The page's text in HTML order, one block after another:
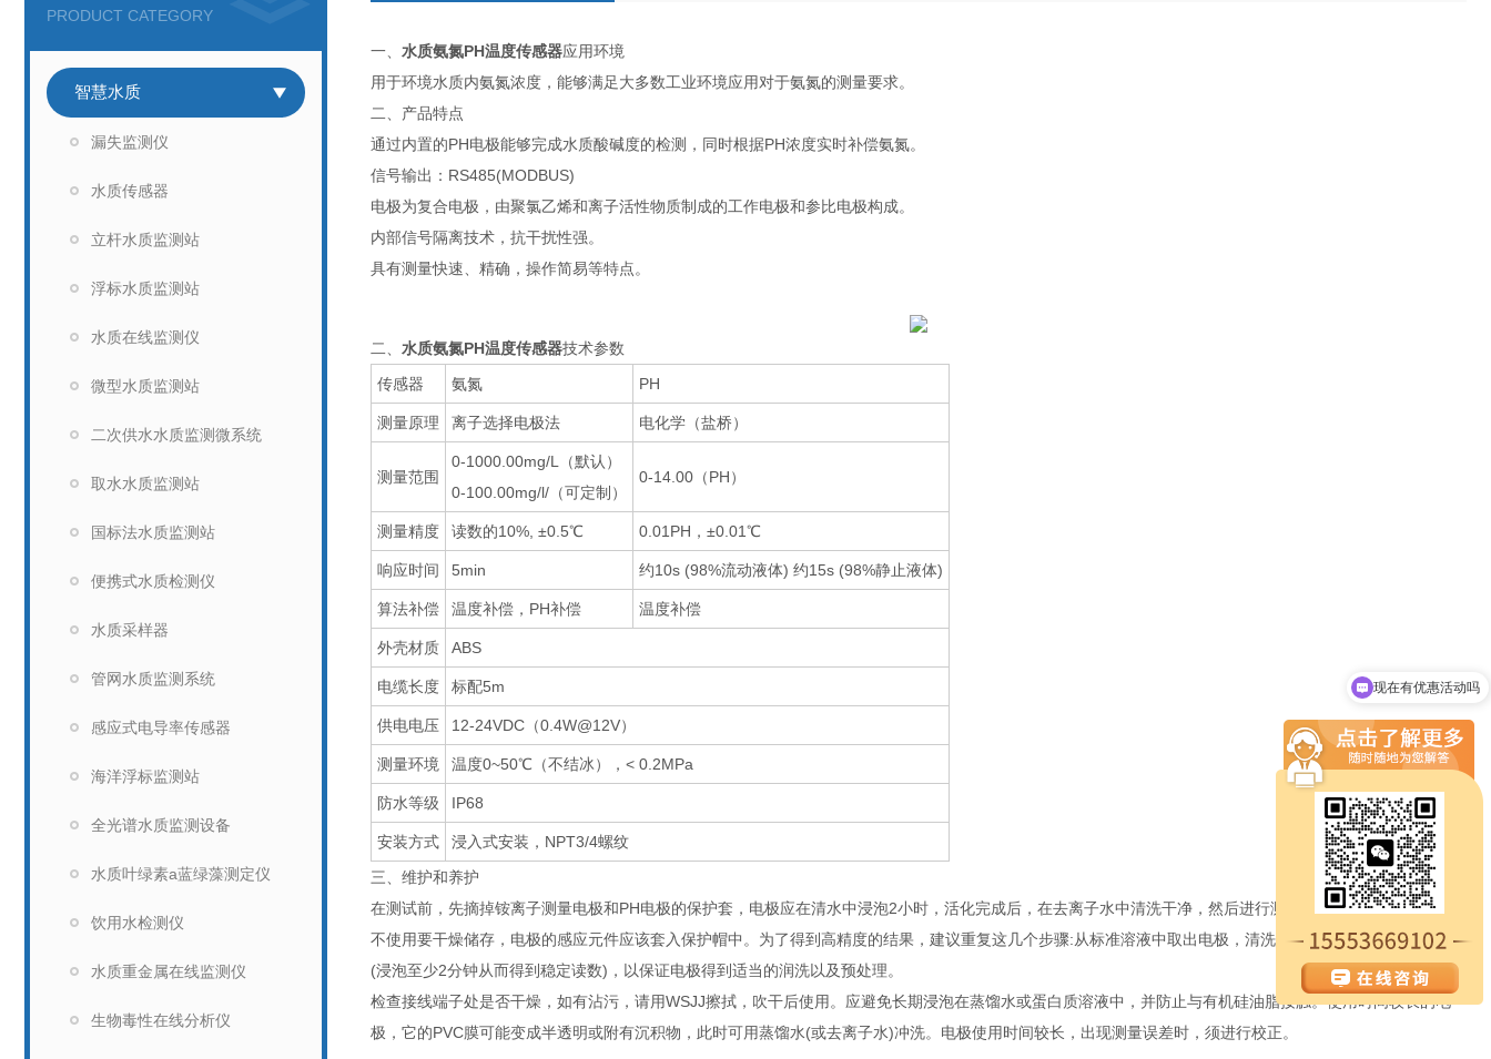
PRODUCT CATEGORY
智慧水质
漏失监测仪
水质传感器
立杆水质监测站
浮标水质监测站
水质在线监测仪
微型水质监测站
二次供水水质监测微系统
取水水质监测站
国标法水质监测站
便携式水质检测仪
水质采样器
管网水质监测系统
感应式电导率传感器
海洋浮标监测站
全光谱水质监测设备
水质叶绿素a蓝绿藻测定仪
饮用水检测仪
水质重金属在线监测仪
生物毒性在线分析仪
一、 水质氨氮PH温度传感器应用环境
用于环境水质内氨氮浓度，能够满足大多数工业环境应用对于氨氮的测量要求。
二、产品特点
通过内置的PH电极能够完成水质酸碱度的检测，同时根据PH浓度实时补偿氨氮。
信号输出：RS485(MODBUS)
电极为复合电极，由聚氯乙烯和离子活性物质制成的工作电极和参比电极构成。
内部信号隔离技术，抗干扰性强。
具有测量快速、精确，操作简易等特点。
二、 水质氨氮PH温度传感器技术参数
传感器
氨氮 PH
测量原理 离子选择电极法 电化学（盐桥）
测量范围
0-1000.00mg/L（默认）
0-100.00mg/l/（可定制）
0-14.00（PH）
测量精度 读数的10%, ±0.5℃ 0.01PH，±0.01℃
响应时间 5min 约10s (98%流动液体) 约15s (98%静止液体)
算法补偿 温度补偿，PH补偿 温度补偿
外壳材质 ABS
电缆长度 标配5m
供电电压 12-24VDC（0.4W@12V）
测量环境 温度0~50℃（不结冰），< 0.2MPa
防水等级 IP68
安装方式
浸入式安装，NPT3/4螺纹
三、维护和养护
在测试前，先摘掉铵离子测量电极和PH电极的保护套，电极应在清水中浸泡2小时，活化完成后，在去离子水中清洗干净，然后进行测试。电极长期(两周以上)
不使用要干燥储存，电极的感应元件应该套入保护帽中。为了得到高精度的结果，建议重复这几个步骤:从标准溶液中取出电极，清洗，吸干，再浸入标准溶液中
(浸泡至少2分钟从而得到稳定读数)，以保证电极得到适当的润洗以及预处理。
检查接线端子处是否干燥，如有沾污，请用WSJJ擦拭，吹干后使用。应避免长期浸泡在蒸馏水或蛋白质溶液中，并防止与有机硅油脂接触。使用时间较长的电
极，它的PVC膜可能变成半透明或附有沉积物，此时可用蒸馏水(或去离子水)冲洗。电极使用时间较长，出现测量误差时，须进行校正。
可以介绍下你们的产品么